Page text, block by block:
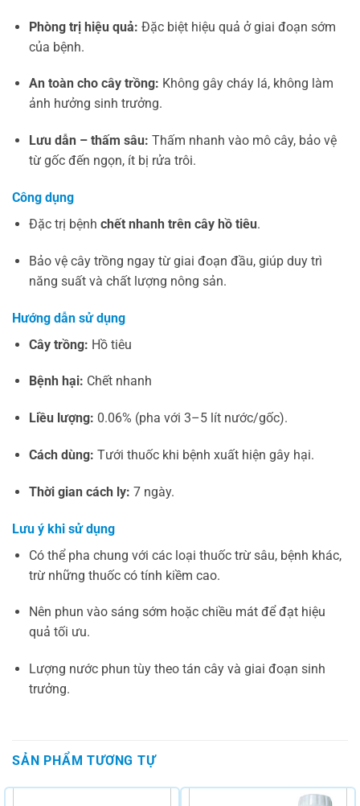
Phòng trị hiệu quả: Đặc biệt hiệu quả ở giai đoạn sớm
của bệnh.
An toàn cho cây trồng: Không gây cháy lá, không làm
ảnh hưởng sinh trưởng.
Lưu dẫn – thấm sâu: Thấm nhanh vào mô cây, bảo vệ
từ gốc đến ngọn, ít bị rửa trôi.
Công dụng
Đặc trị bệnh chết nhanh trên cây hồ tiêu.
Bảo vệ cây trồng ngay từ giai đoạn đầu, giúp duy trì
năng suất và chất lượng nông sản.
Hướng dẫn sử dụng
Cây trồng: Hồ tiêu
Bệnh hại: Chết nhanh
Liều lượng: 0.06% (pha với 3–5 lít nước/gốc).
Cách dùng: Tưới thuốc khi bệnh xuất hiện gây hại.
Thời gian cách ly: 7 ngày.
Lưu ý khi sử dụng
Có thể pha chung với các loại thuốc trừ sâu, bệnh khác,
trừ những thuốc có tính kiềm cao.
Nên phun vào sáng sớm hoặc chiều mát để đạt hiệu
quả tối ưu.
Lượng nước phun tùy theo tán cây và giai đoạn sinh
trưởng.
SẢN PHẨM TƯƠNG TỰ